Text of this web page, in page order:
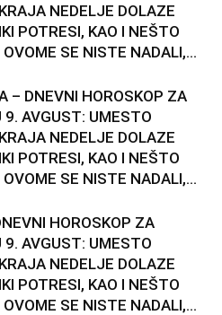
NEDELJE DOLAZE
POTRESI, KAO I NEŠTO
SE NISTE NADALI,...
– DNEVNI HOROSKOP ZA
9. AVGUST: UMESTO
NEDELJE DOLAZE
POTRESI, KAO I NEŠTO
SE NISTE NADALI,...
HOROSKOP ZA
9. AVGUST: UMESTO
NEDELJE DOLAZE
POTRESI, KAO I NEŠTO
SE NISTE NADALI,...